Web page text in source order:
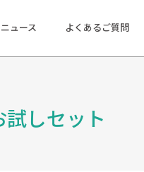
ニュース よくあるご質問
しセット